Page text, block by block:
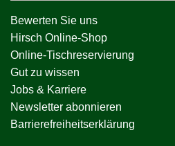
Bewerten Sie uns
Hirsch Online-Shop
Online-Tischreservierung
Gut zu wissen
Jobs & Karriere
Newsletter abonnieren
Barrierefreiheitserklärung